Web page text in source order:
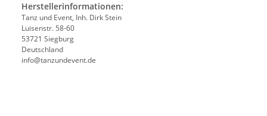
Herstellerinformationen:
Tanz und Event, Inh. Dirk Stein
Luisenstr. 58-60
53721 Siegburg
Deutschland
info@tanzundevent.de